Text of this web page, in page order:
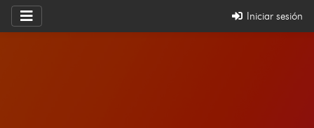
Iniciar sesión